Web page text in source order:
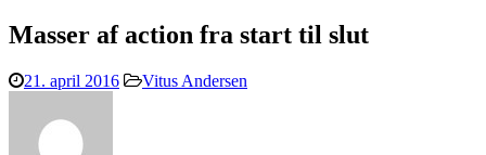
Masser af action fra start til slut
21. april 2016 Vitus Andersen